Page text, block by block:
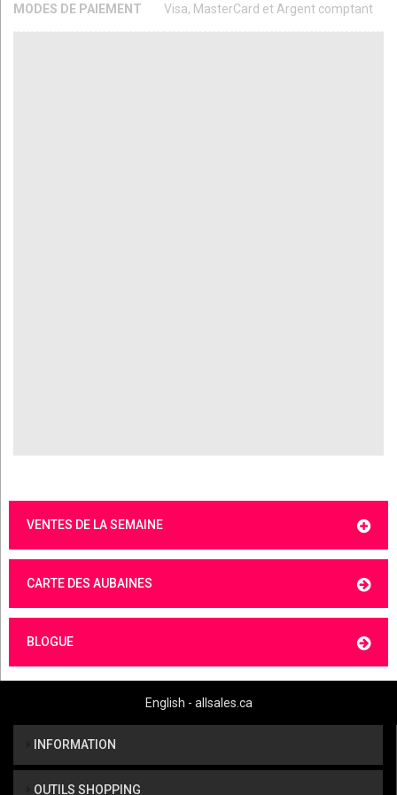
MODES DE PAIEMENT Visa, MasterCard et Argent comptant
VENTES DE LA SEMAINE
CARTE DES AUBAINES
BLOGUE
English - allsales.ca
INFORMATION
OUTILS SHOPPING